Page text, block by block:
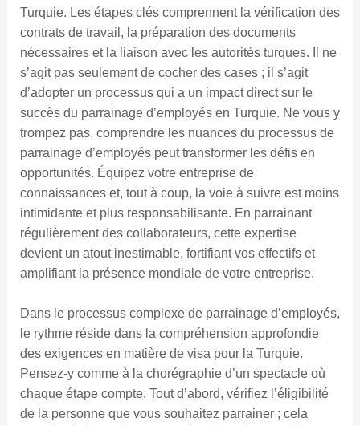
Turquie. Les étapes clés comprennent la vérification des
contrats de travail, la préparation des documents
nécessaires et la liaison avec les autorités turques. Il ne
s’agit pas seulement de cocher des cases ; il s’agit
d’adopter un processus qui a un impact direct sur le
succès du parrainage d’employés en Turquie. Ne vous y
trompez pas, comprendre les nuances du processus de
parrainage d’employés peut transformer les défis en
opportunités. Équipez votre entreprise de
connaissances et, tout à coup, la voie à suivre est moins
intimidante et plus responsabilisante. En parrainant
régulièrement des collaborateurs, cette expertise
devient un atout inestimable, fortifiant vos effectifs et
amplifiant la présence mondiale de votre entreprise.
Dans le processus complexe de parrainage d’employés,
le rythme réside dans la compréhension approfondie
des exigences en matière de visa pour la Turquie.
Pensez-y comme à la chorégraphie d’un spectacle où
chaque étape compte. Tout d’abord, vérifiez l’éligibilité
de la personne que vous souhaitez parrainer ; cela